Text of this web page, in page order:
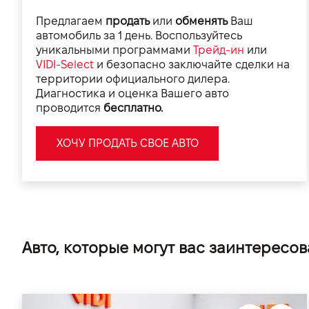
Предлагаем продатьили обменятьВаш
автомобиль за 1 день. Воспользуйтесь
уникальными программами Трейд-ин или
VIDI-Select и безопасно заключайте сделки на
территории официального дилера.
Диагностика и оценка Вашего авто
проводится бесплатно.
ХОЧУ ПРОДАТЬ СВОЕ АВТО
Авто, которые могут вас